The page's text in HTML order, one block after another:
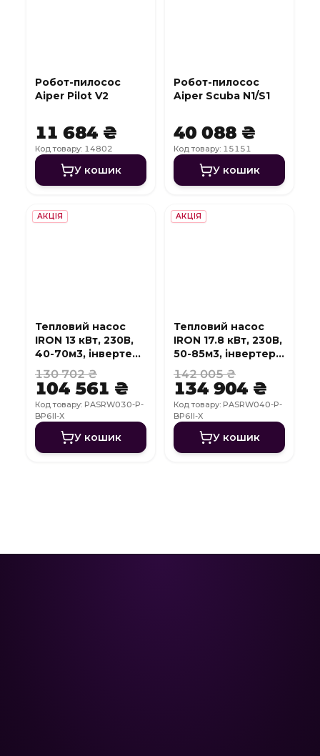
Робот-пилосос
Aiper Pilot V2
11 684 ₴
Код товару: 14802
У кошик
Робот-пилосос
Aiper Scuba N1/S1
40 088 ₴
Код товару: 15151
У кошик
АКЦІЯ
Тепловий насос
IRON 13 кВт, 230В,
40-70м3, інвертер,
з охолодженням,
WI-FI
130 702 ₴
104 561 ₴
Код товару: PASRW030-P-
BP6II-X
У кошик
АКЦІЯ
Тепловий насос
IRON 17.8 кВт, 230В,
50-85м3, інвертер,
з охолодженням,
WI-FI
142 005 ₴
134 904 ₴
Код товару: PASRW040-P-
BP6II-X
У кошик